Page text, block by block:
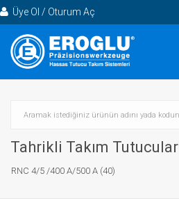
Üye Ol / Oturum Aç
Tahrikli Takım Tutucular
RNC 4/5 /400 A/500 A (40)